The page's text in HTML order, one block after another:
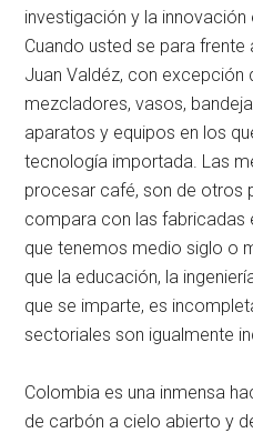
investigación y la
Cuando usted se para
Juan Valdéz, con excepción
mezcladores, vasos,
aparatos y equipos en los
tecnología importada. Las
procesar café, son de otros
compara con las fabricadas
que tenemos medio siglo o
que la educación, la
que se imparte, es
sectoriales son igualmente
Colombia es una inmensa
de carbón a cielo abierto y